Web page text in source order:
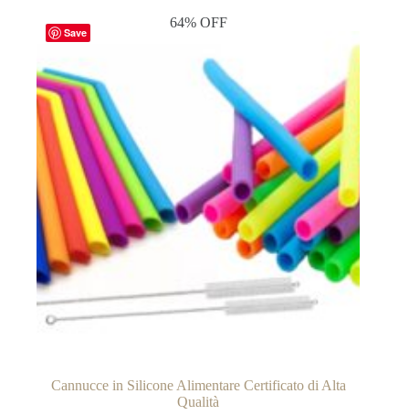
Save
64% OFF
Cannucce in Silicone Alimentare Certificato di Alta
Qualità